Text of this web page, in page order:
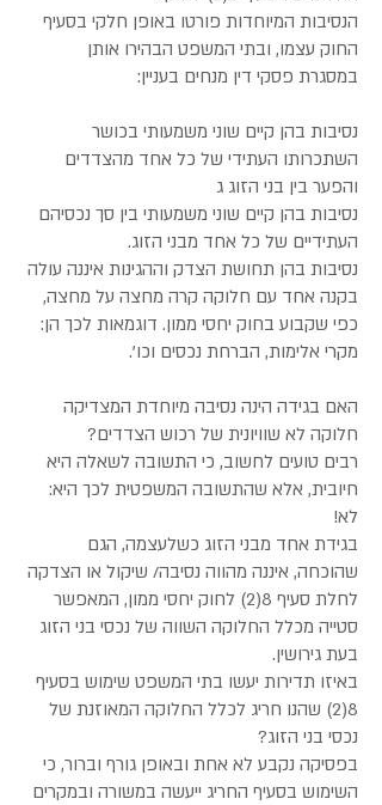
הנסיבות המיוחדות פורטו באופן חלקי בסעיף
החוק עצמו, ובתי המשפט הבהירו אותן
במסגרת פסקי דין מנחים בעניין:
נסיבות בהן קיים שוני משמעותי בכושר
השתכרותו העתידי של כל אחד מהצדדים
והפער בין בני הזוג ג
נסיבות בהן קיים שוני משמעותי בין סך נכסיהם
העתידיים של כל אחד מבני הזוג.
נסיבות בהן תחושת הצדק וההגינות איננה עולה
בקנה אחד עם חלוקה קרה מחצה על מחצה,
כפי שקבוע בחוק יחסי ממון. דוגמאות לכך הן:
מקרי אלימות, הברחת נכסים וכו'.
האם בגידה הינה נסיבה מיוחדת המצדיקה
חלוקה לא שוויונית של רכוש הצדדים?
רבים טועים לחשוב, כי התשובה לשאלה היא
חיובית, אלא שהתשובה המשפטית לכך היא:
לא!
בגידת אחד מבני הזוג כשלעצמה, הגם
שהוכחה, איננה מהווה נסיבה/ שיקול או הצדקה
לחלת סעיף 8(2) לחוק יחסי ממון, המאפשר
סטייה מכלל החלוקה השווה של נכסי בני הזוג
בעת גירושין.
באיזו תדירות יעשו בתי המשפט שימוש בסעיף
8(2) שהנו חריג לכלל החלוקה המאוזנת של
נכסי בני הזוג?
בפסיקה נקבע לא אחת ובאופן גורף וברור, כי
השימוש בסעיף החריג ייעשה במשורה ובמקרים